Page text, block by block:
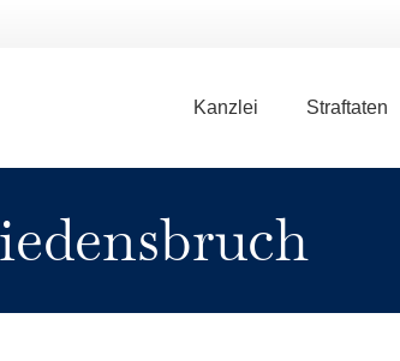
Kanzlei Straftaten